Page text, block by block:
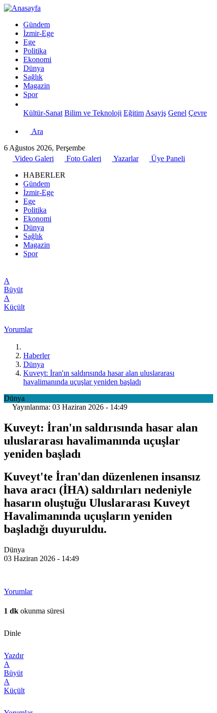
Gündem
İzmir-Ege
Ege
Politika
Ekonomi
Dünya
Sağlık
Magazin
Spor
Kültür-Sanat Bilim ve Teknoloji Eğitim Asayiş Genel Çevre
Ara
6 Ağustos 2026, Perşembe
Video Galeri
Foto Galeri Yazarlar
Üye Paneli
HABERLER
Gündem
İzmir-Ege
Ege
Politika
Ekonomi
Dünya
Sağlık
Magazin
Spor
A
Büyüt
A
Küçült
Yorumlar
Haberler
Dünya
Kuveyt: İran'ın saldırısında hasar alan uluslararası
havalimanında uçuşlar yeniden başladı
Dünya
Yayınlanma: 03 Haziran 2026 - 14:49
Kuveyt: İran'ın saldırısında hasar alan
uluslararası havalimanında uçuşlar
yeniden başladı
Kuveyt'te İran'dan düzenlenen insansız
hava aracı (İHA) saldırıları nedeniyle
hasarın oluştuğu Uluslararası Kuveyt
Havalimanında uçuşların yeniden
başladığı duyuruldu.
Dünya
03 Haziran 2026 - 14:49
Yorumlar
1 dk okunma süresi
Dinle
Yazdır
A
Büyüt
A
Küçült